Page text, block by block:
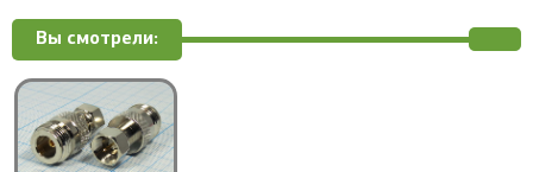
Вы смотрели: